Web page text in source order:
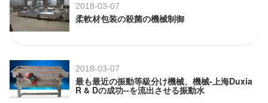
2018-03-07
柔軟材包装の殺菌の機械制御
2018-03-07
最も最近の振動等級分け機械、機械-上海Duxia
R & Dの成功--を流出させる振動水